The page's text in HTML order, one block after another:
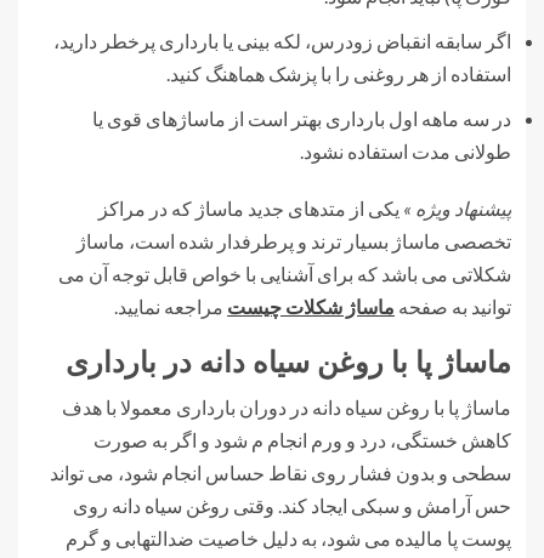
اگر سابقه انقباض زودرس، لکه بینی یا بارداری پرخطر دارید،
استفاده از هر روغنی را با پزشک هماهنگ کنید.
در سه ماهه اول بارداری بهتر است از ماساژهای قوی یا
طولانی مدت استفاده نشود.
پیشنهاد ویژه » یکی از متدهای جدید ماساژ که در مراکز
تخصصی ماساژ بسیار ترند و پرطرفدار شده است، ماساژ
شکلاتی می باشد که برای آشنایی با خواص قابل توجه آن می
توانید به صفحه ماساژ شکلات چیست مراجعه نمایید.
ماساژ پا با روغن سیاه دانه در بارداری
ماساژ پا با روغن سیاه دانه در دوران بارداری معمولا با هدف
کاهش خستگی، درد و ورم انجام م ‌شود و اگر به ‌صورت
سطحی و بدون فشار روی نقاط حساس انجام شود، می تواند
حس آرامش و سبکی ایجاد کند. وقتی روغن سیاه دانه روی
پوست پا مالیده می شود، به دلیل خاصیت ضدالتهابی و گرم